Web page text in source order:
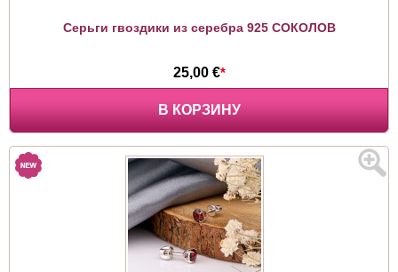
Серьги гвоздики из серебра 925 СОКОЛОВ
25,00 €*
В КОРЗИНУ